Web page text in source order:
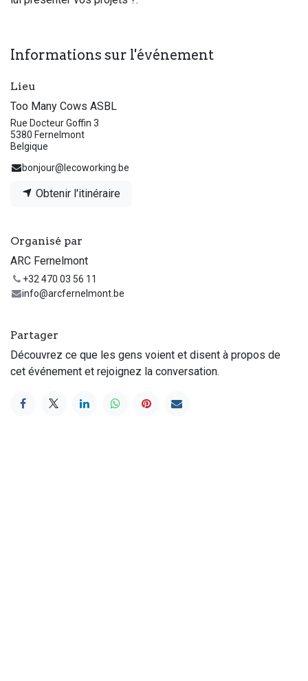
Informations sur l'événement
Lieu
Too Many Cows ASBL
Rue Docteur Goffin 3
5380 Fernelmont
Belgique
bonjour@lecoworking.be
Obtenir l'itinéraire
Organisé par
ARC Fernelmont
+32 470 03 56 11
info@arcfernelmont.be
Partager
Découvrez ce que les gens voient et disent à propos de
cet événement et rejoignez la conversation.